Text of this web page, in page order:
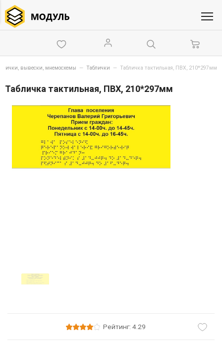
вывески, мнемосхемы — Таблички — Табличка тактильная, ПВХ, 210*297мм
Табличка тактильная, ПВХ, 210*297мм
Рейтинг: 4.29